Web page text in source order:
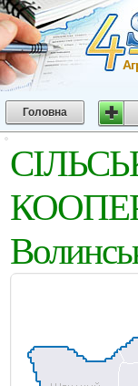
Головна